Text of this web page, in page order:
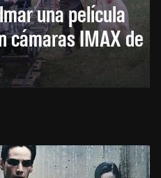
una película
cámaras IMAX de